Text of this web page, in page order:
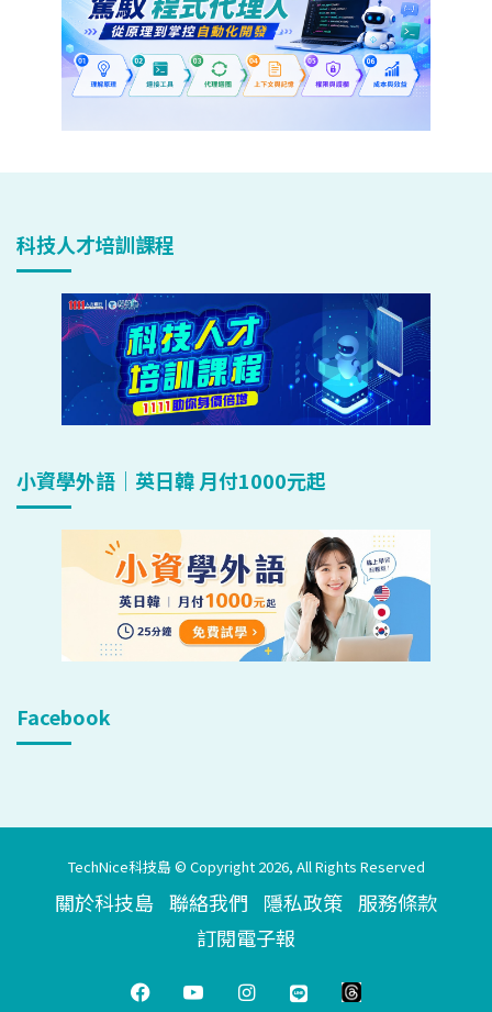
科技人才培訓課程
小資學外語｜英日韓 月付1000元起
Facebook
TechNice科技島 © Copyright 2026, All Rights Reserved
關於科技島 聯絡我們 隱私政策 服務條款
訂閱電子報